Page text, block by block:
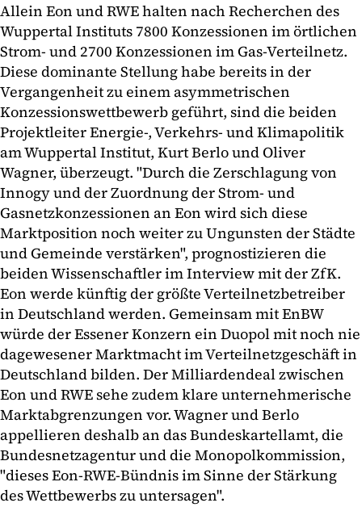
Allein Eon und RWE halten nach Recherchen des
Wuppertal Instituts 7800 Konzessionen im örtlichen
Strom- und 2700 Konzessionen im Gas-Verteilnetz.
Diese dominante Stellung habe bereits in der
Vergangenheit zu einem asymmetrischen
Konzessionswettbewerb geführt, sind die beiden
Projektleiter Energie-, Verkehrs- und Klimapolitik
am Wuppertal Institut, Kurt Berlo und Oliver
Wagner, überzeugt. "Durch die Zerschlagung von
Innogy und der Zuordnung der Strom- und
Gasnetzkonzessionen an Eon wird sich diese
Marktposition noch weiter zu Ungunsten der Städte
und Gemeinde verstärken", prognostizieren die
beiden Wissenschaftler im Interview mit der ZfK.
Eon werde künftig der größte Verteilnetzbetreiber
in Deutschland werden. Gemeinsam mit EnBW
würde der Essener Konzern ein Duopol mit noch nie
dagewesener Marktmacht im Verteilnetzgeschäft in
Deutschland bilden. Der Milliardendeal zwischen
Eon und RWE sehe zudem klare unternehmerische
Marktabgrenzungen vor. Wagner und Berlo
appellieren deshalb an das Bundeskartellamt, die
Bundesnetzagentur und die Monopolkommission,
"dieses Eon-RWE-Bündnis im Sinne der Stärkung
des Wettbewerbs zu untersagen".